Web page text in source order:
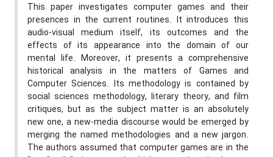
This paper investigates computer games and their
presences in the current routines. It introduces this
audio-visual medium itself, its outcomes and the
effects of its appearance into the domain of our
mental life. Moreover, it presents a comprehensive
historical analysis in the matters of Games and
Computer Sciences. Its methodology is contained by
social sciences methodology, literary theory, and film
critiques, but as the subject matter is an absolutely
new one, a new-media discourse would be emerged by
merging the named methodologies and a new jargon.
The authors assumed that computer games are in the